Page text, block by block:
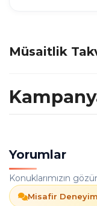
Müsaitlik
Yorumlar
Konuklarımızın
Misafir